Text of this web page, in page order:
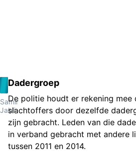
Samir
Jabli
Dadergroep
De politie houdt er rekening mee
slachtoffers door dezelfde
zijn gebracht. Leden van die
in verband gebracht met andere
tussen 2011 en 2014.